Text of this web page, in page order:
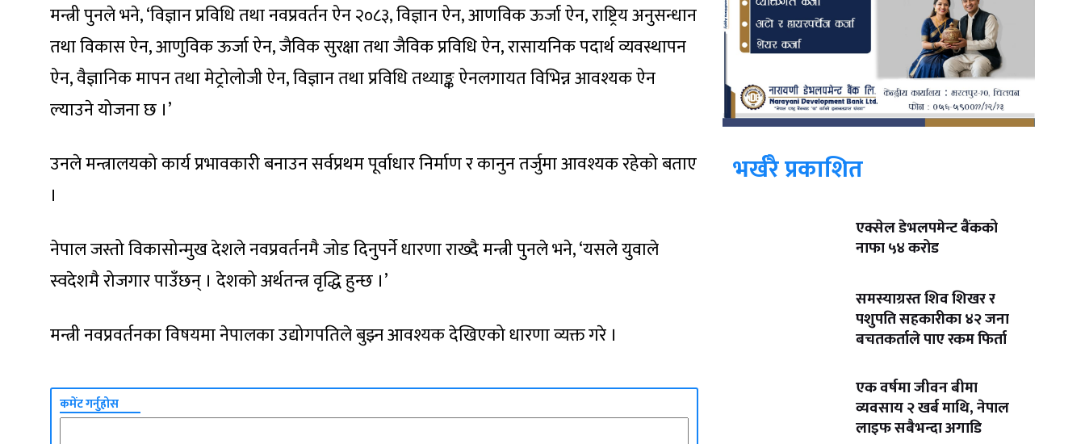
मन्त्री पुनले भने, ‘विज्ञान प्रविधि तथा नवप्रवर्तन ऐन २०८३, विज्ञान ऐन, आणविक ऊर्जा ऐन, राष्ट्रिय अनुसन्धान
तथा विकास ऐन, आणुविक ऊर्जा ऐन, जैविक सुरक्षा तथा जैविक प्रविधि ऐन, रासायनिक पदार्थ व्यवस्थापन
ऐन, वैज्ञानिक मापन तथा मेट्रोलोजी ऐन, विज्ञान तथा प्रविधि तथ्याङ्क ऐनलगायत विभिन्न आवश्यक ऐन
ल्याउने योजना छ ।’
उनले मन्त्रालयको कार्य प्रभावकारी बनाउन सर्वप्रथम पूर्वाधार निर्माण र कानुन तर्जुमा आवश्यक रहेको बताए
।
नेपाल जस्तो विकासोन्मुख देशले नवप्रवर्तनमै जोड दिनुपर्ने धारणा राख्दै मन्त्री पुनले भने, ‘यसले युवाले
स्वदेशमै रोजगार पाउँछन् । देशको अर्थतन्त्र वृद्धि हुन्छ ।’
मन्त्री नवप्रवर्तनका विषयमा नेपालका उद्योगपतिले बुझ्न आवश्यक देखिएको धारणा व्यक्त गरे ।
कमेंट गर्नुहोस
भर्खरै प्रकाशित
एक्सेल डेभलपमेन्ट बैंकको
नाफा ५४ करोड
समस्याग्रस्त शिव शिखर र
पशुपति सहकारीका ४२ जना
बचतकर्ताले पाए रकम फिर्ता
एक वर्षमा जीवन बीमा
व्यवसाय २ खर्ब माथि, नेपाल
लाइफ सबैभन्दा अगाडि